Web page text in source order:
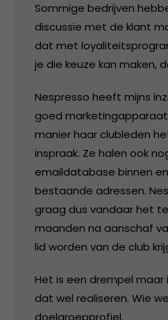
Sommige bedrijven
discussie met de klant
dat met
je die keuze kan maken,
Nespresso heeft mijns
goed
manier haar clubleden
inspraak. Ze halen ook
emaildatabase binnen
bestaande adressen.
graag dus vandaar het
maanden na aanschaf
lid worden van de club
Het is een drempel maar
dat wel realiseren. Wie